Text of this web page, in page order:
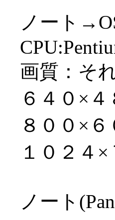
ノート
画質：そ
６４０×
８００×
１０２４
ノート